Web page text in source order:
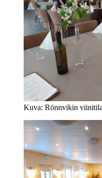
Kuva: Rönnvikin viinitila